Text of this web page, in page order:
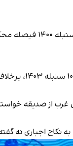
پرونده دوباره این بار به
این بار پرونده به
از صدیقه
نکاح اجباری نه